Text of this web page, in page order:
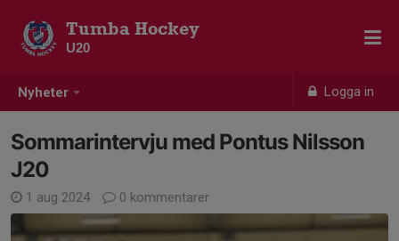
Nyheter Logga in
Tumba Hockey
U20
Sommarintervju med Pontus Nilsson
J20
1 aug 2024 0 kommentarer